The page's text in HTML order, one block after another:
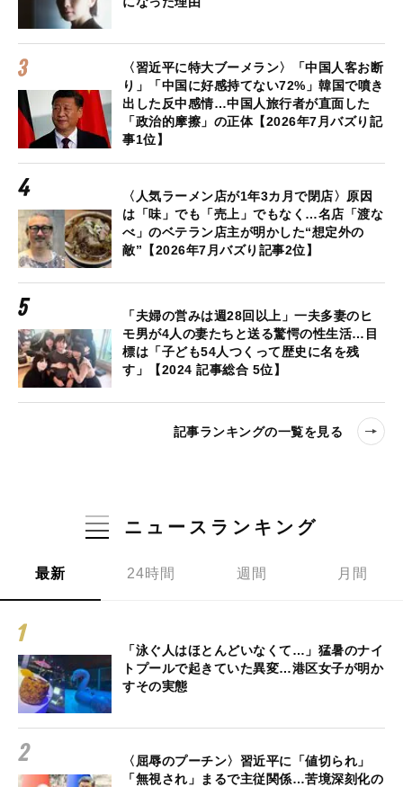
〈習近平に特大ブーメラン〉「中国人客お断
り」「中国に好感持てない72%」韓国で噴き
出した反中感情…中国人旅行者が直面した
「政治的摩擦」の正体【2026年7月バズり記
事1位】
〈人気ラーメン店が1年3カ月で閉店〉原因
は「味」でも「売上」でもなく…名店「渡な
べ」のベテラン店主が明かした“想定外の
敵”【2026年7月バズり記事2位】
「夫婦の営みは週28回以上」一夫多妻のヒ
モ男が4人の妻たちと送る驚愕の性生活…目
標は「子ども54人つくって歴史に名を残
す」【2024 記事総合 5位】
記事ランキングの一覧を見る
ニュースランキング
最新 24時間 週間 月間
「泳ぐ人はほとんどいなくて…」猛暑のナイ
トプールで起きていた異変…港区女子が明か
すその実態
〈屈辱のプーチン〉習近平に「値切られ」
「無視され」まるで主従関係…苦境深刻化の